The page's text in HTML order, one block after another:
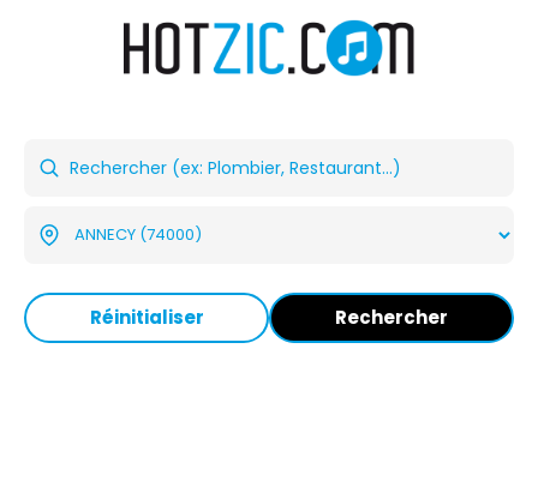
Réinitialiser Rechercher